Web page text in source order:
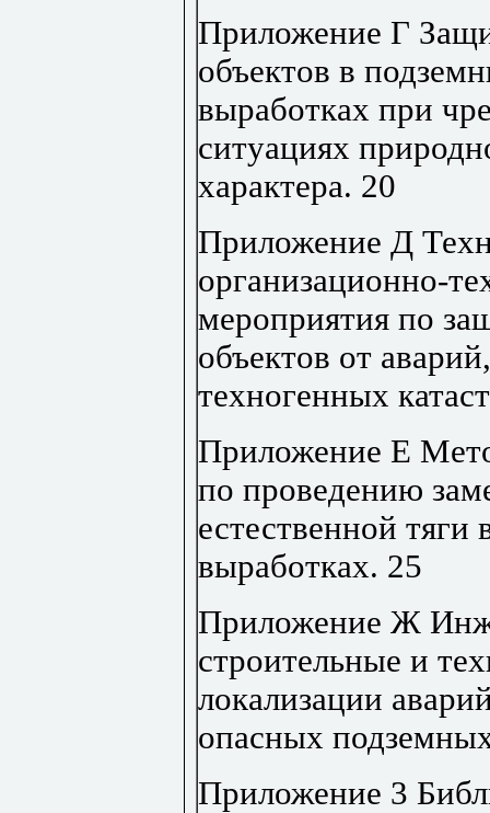
Приложение Г
объектов в
выработках при
ситуациях
характера. 20
Приложение Д
организационно-
мероприятия по
объектов от
техногенных
Приложение Е
по проведению
естественной тяги
выработках. 25
Приложение Ж
строительные и
локализации
опасных
Приложение 3